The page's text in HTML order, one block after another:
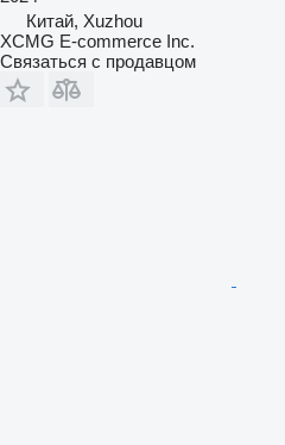
Китай, Xuzhou
XCMG E-commerce Inc.
Связаться с продавцом